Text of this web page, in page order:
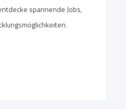
spannende Jobs,